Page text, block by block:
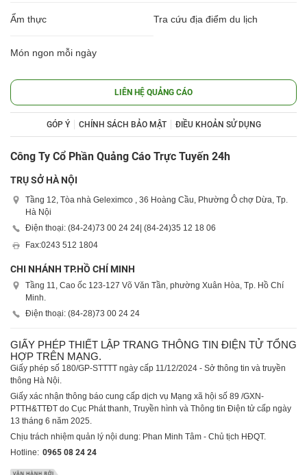
Ẩm thực Tra cứu địa điểm du lịch
Món ngon mỗi ngày
LIÊN HỆ QUẢNG CÁO
GÓP Ý CHÍNH SÁCH BẢO MẬT ĐIỀU KHOẢN SỬ DỤNG
Công Ty Cổ Phần Quảng Cáo Trực Tuyến 24h
TRỤ SỞ HÀ NỘI
Tầng 12, Tòa nhà Geleximco , 36 Hoàng Cầu, Phường Ô chợ Dừa, Tp.
Hà Nội
Điện thoại: (84-24)73 00 24 24| (84-24)35 12 18 06
Fax:0243 512 1804
CHI NHÁNH TP.HỒ CHÍ MINH
Tầng 11, Cao ốc 123-127 Võ Văn Tần, phường Xuân Hòa, Tp. Hồ Chí
Minh.
Điện thoại: (84-28)73 00 24 24
GIẤY PHÉP THIẾT LẬP TRANG THÔNG TIN ĐIỆN TỬ TỔNG
HỢP TRÊN MẠNG.
Giấy phép số 180/GP-STTTT ngày cấp 11/12/2024 - Sở thông tin và truyền
thông Hà Nội.
Giấy xác nhận thông báo cung cấp dịch vụ Mạng xã hội số 89 /GXN-
PTTH&TTĐT do Cục Phát thanh, Truyền hình và Thông tin Điện tử cấp ngày
13 tháng 6 năm 2025.
Chịu trách nhiệm quản lý nội dung: Phan Minh Tâm - Chủ tịch HĐQT.
Hotline: 0965 08 24 24